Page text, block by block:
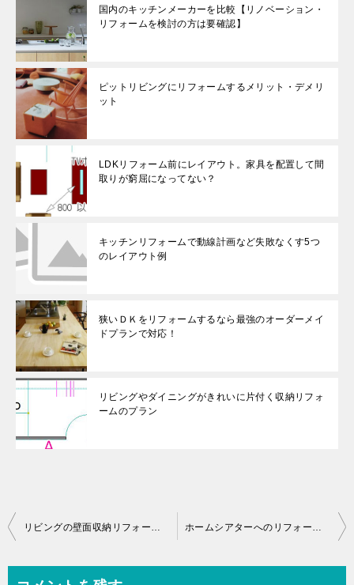
国内のキッチンメーカーを比較【リノベーション・
リフォームを検討の方は要確認】
ピットリビングにリフォームするメリット・デメリ
ット
LDKリフォーム前にレイアウト。家具を配置して間
取りが窮屈になってない？
キッチンリフォームで動線計画など失敗なくす5つ
のレイアウト例
狭いＤＫをリフォームするなら最強のオーダーメイ
ドプランで対応！
リビングやダイニングがきれいに片付く収納リフォ
ームのプラン
投